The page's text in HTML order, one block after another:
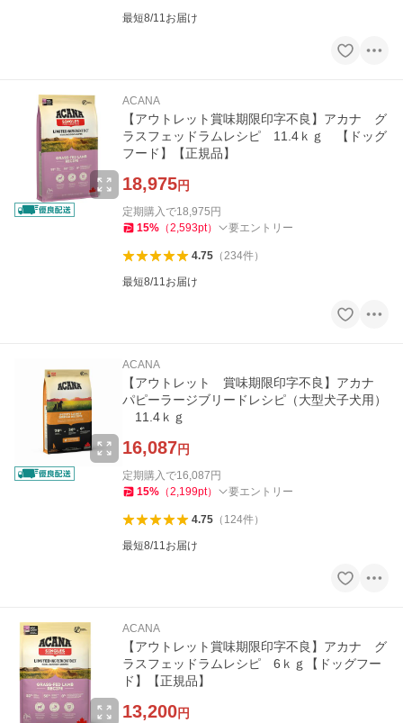
最短8/11お届け
ACANA
【アウトレット賞味期限印字不良】アカナ グ
ラスフェッドラムレシピ 11.4ｋｇ 【ドッグ
フード】【正規品】
18,975円
定期購入で18,975 円
15% （2,593pt） 要エントリー
4.75（234件）
最短8/11お届け
ACANA
【アウトレット 賞味期限印字不良】アカナ
パピーラージブリードレシピ（大型犬子犬用）
11.4ｋｇ
16,087円
定期購入で16,087 円
15% （2,199pt） 要エントリー
4.75（ 124件）
最短8/11お届け
ACANA
【アウトレット賞味期限印字不良】アカナ グ
ラスフェッドラムレシピ 6ｋｇ【ドッグフー
ド】【正規品】
13,200円